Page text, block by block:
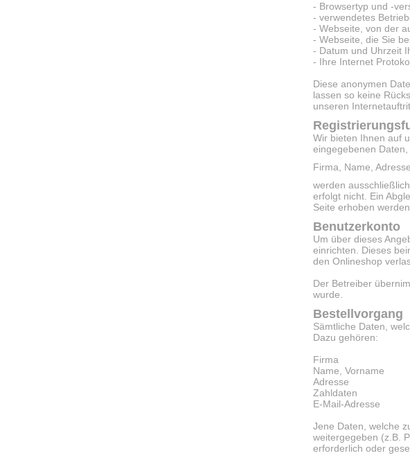
- Browsertyp und -
- verwendetes
- Webseite, von der
- Webseite, die Sie
- Datum und Uhrzeit
- Ihre Internet
Diese anonymen
lassen so keine
unseren
Wir bieten Ihnen auf
eingegebenen
Firma, Name,
werden
erfolgt nicht. Ein
Seite erhoben
Benutzerkonto
Um über dieses
einrichten. Dieses
den Onlineshop
Der Betreiber
wurde.
Bestellvorgang
Sämtliche Daten,
Dazu gehören:
Firma
Name, Vorname
Adresse
Zahldaten
E-Mail-Adresse
Jene Daten, welche
weitergegeben (z.B.
erforderlich oder